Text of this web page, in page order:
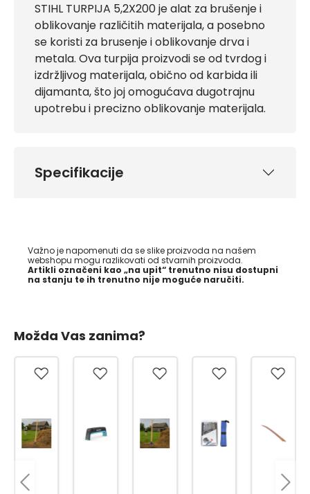
STIHL TURPIJA 5,2X200 je alat za brušenje i
oblikovanje različitih materijala, a posebno
se koristi za brusenje i oblikovanje drva i
metala. Ova turpija proizvodi se od tvrdog i
izdržljivog materijala, obično od karbida ili
dijamanta, što joj omogućava dugotrajnu
upotrebu i precizno oblikovanje materijala.
Specifikacije
Važno je napomenuti da se slike proizvoda na našem
webshopu mogu razlikovati od stvarnih proizvoda.
Artikli označeni kao „na upit“ trenutno nisu dostupni
na stanju te ih trenutno nije moguće naručiti.
Možda Vas zanima?